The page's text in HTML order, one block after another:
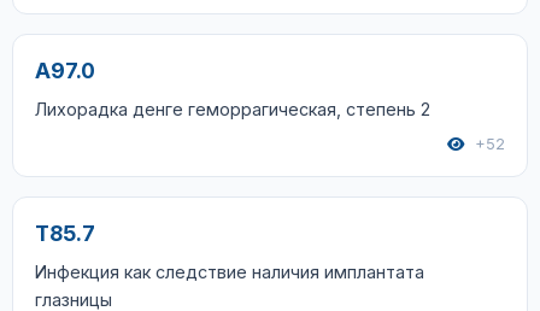
A97.0
Лихорадка денге геморрагическая, степень 2
+52
T85.7
Инфекция как следствие наличия имплантата
глазницы